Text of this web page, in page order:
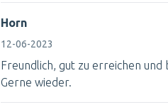
Horn
12-06-2023
Freundlich, gut zu erreichen
Gerne wieder.